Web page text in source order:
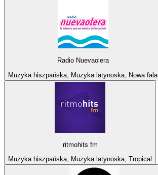
Radio Nuevaolera
Muzyka hiszpańska, Muzyka latynoska, Nowa fala
ritmohits fm
Muzyka hiszpańska, Muzyka latynoska, Tropical